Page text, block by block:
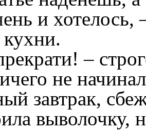
и
–
не
завтрак,
выволочку,